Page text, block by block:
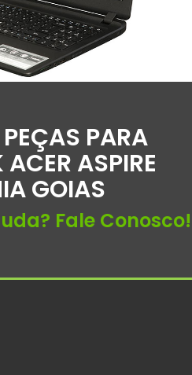
PARA
ASPIRE
GOIAS
Fale Conosco!